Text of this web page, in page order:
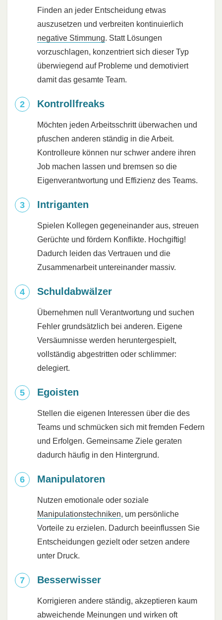
Finden an jeder Entscheidung etwas
auszusetzen und verbreiten kontinuierlich
negative Stimmung. Statt Lösungen
vorzuschlagen, konzentriert sich dieser Typ
überwiegend auf Probleme und demotiviert
damit das gesamte Team.
Kontrollfreaks
Möchten jeden Arbeitsschritt überwachen und
pfuschen anderen ständig in die Arbeit.
Kontrolleure können nur schwer andere ihren
Job machen lassen und bremsen so die
Eigenverantwortung und Effizienz des Teams.
Intriganten
Spielen Kollegen gegeneinander aus, streuen
Gerüchte und fördern Konflikte. Hochgiftig!
Dadurch leiden das Vertrauen und die
Zusammenarbeit untereinander massiv.
Schuldabwälzer
Übernehmen null Verantwortung und suchen
Fehler grundsätzlich bei anderen. Eigene
Versäumnisse werden heruntergespielt,
vollständig abgestritten oder schlimmer:
delegiert.
Egoisten
Stellen die eigenen Interessen über die des
Teams und schmücken sich mit fremden Federn
und Erfolgen. Gemeinsame Ziele geraten
dadurch häufig in den Hintergrund.
Manipulatoren
Nutzen emotionale oder soziale
Manipulationstechniken, um persönliche
Vorteile zu erzielen. Dadurch beeinflussen Sie
Entscheidungen gezielt oder setzen andere
unter Druck.
Besserwisser
Korrigieren andere ständig, akzeptieren kaum
abweichende Meinungen und wirken oft